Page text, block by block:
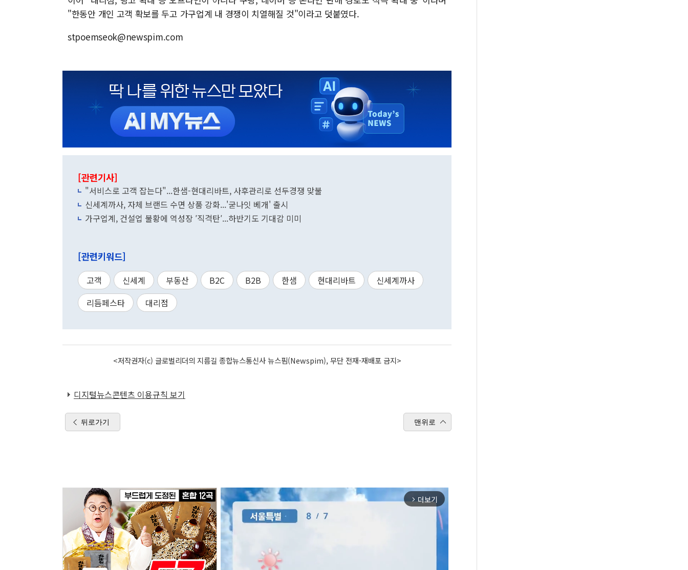
"한동안 개인 고객 확보를 두고 가구업계 내 경쟁이 치열해질 것"이라고 덧붙였다.
stpoemseok@newspim.com
[관련기사]
"서비스로 고객 잡는다"...한샘-현대리바트, 사후관리로 선두경쟁 맞불
신세계까사, 자체 브랜드 수면 상품 강화...'굳나잇 베개' 출시
가구업계, 건설업 불황에 역성장 ′직격탄′...하반기도 기대감 미미
[관련키워드]
고객 신세계 부동산 B2C B2B 한샘 현대리바트
신세계까사
리듬페스타
대리점
<저작권자(c) 글로벌리더의 지름길 종합뉴스통신사 뉴스핌(Newspim), 무단 전재-재배포 금지>
디지털뉴스콘텐츠 이용규칙 보기
뒤로가기 맨위로
arrow_forward_ios 더보기